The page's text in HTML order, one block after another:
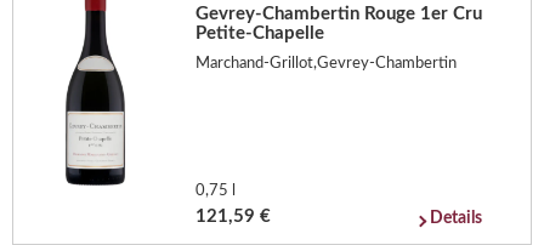
Gevrey-Chambertin Rouge 1er Cru
Petite-Chapelle
Marchand-Grillot,Gevrey-Chambertin
0,75 l
121,59 € Details